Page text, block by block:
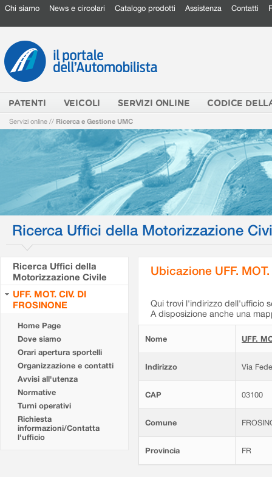
Chi siamo News e circolari Catalogo prodotti Assistenza Contatti
PATENTI VEICOLI SERVIZI ONLINE CODICE
Servizi online // Ricerca e Gestione UMC
Ricerca Uffici della Motorizzazione
Ricerca Uffici della
Motorizzazione Civile
UFF. MOT. CIV. DI
FROSINONE
Home Page
Dove siamo
Orari apertura sportelli
Organizzazione e contatti
Avvisi all'utenza
Normative
Turni operativi
Richiesta
informazioni/Contatta
l'ufficio
Ubicazione UFF.
Qui trovi l'indirizzo dell'ufficio
A disposizione anche una
Nome UFF.
Indirizzo Via
CAP 03100
Comune
Provincia FR